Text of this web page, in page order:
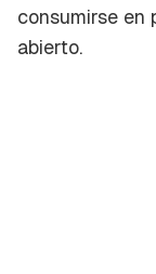
consumirse en
abierto.